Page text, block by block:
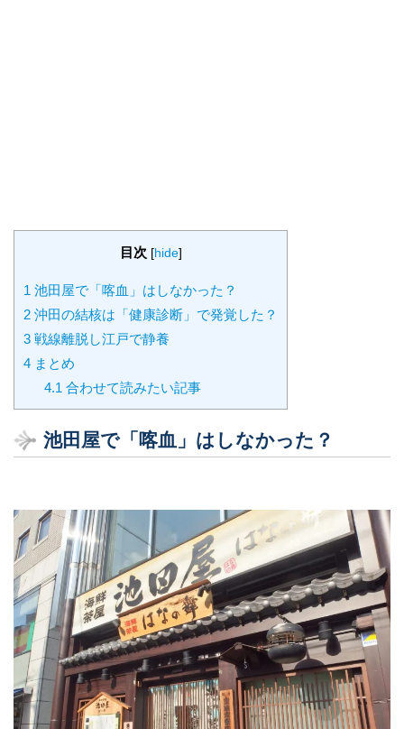
目次 [hide]
1 池田屋で「喀血」はしなかった？
2 沖田の結核は「健康診断」で発覚した？
3 戦線離脱し江戸で静養
4 まとめ
4.1 合わせて読みたい記事
池田屋で「喀血」はしなかった？